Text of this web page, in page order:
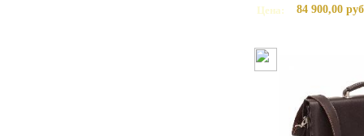
Цена:
84 900,00